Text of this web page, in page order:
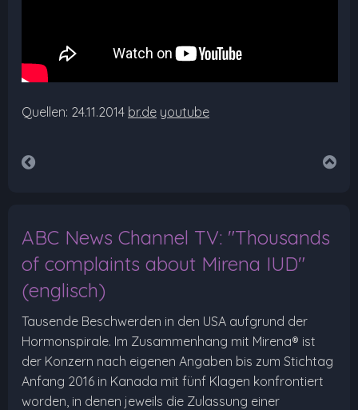
Quellen: 24.11.2014 br.de youtube
ABC News Channel TV: "Thousands
of complaints about Mirena IUD"
(englisch)
Tausende Beschwerden in den USA aufgrund der
Hormonspirale. Im Zusammenhang mit Mirena® ist
der Konzern nach eigenen Angaben bis zum Stichtag
Anfang 2016 in Kanada mit fünf Klagen konfrontiert
worden, in denen jeweils die Zulassung einer